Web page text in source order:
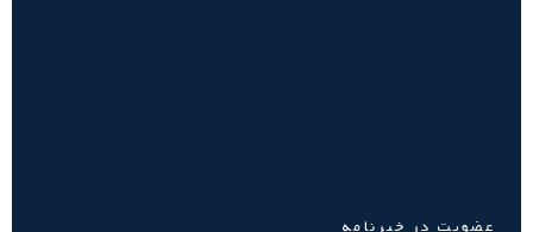
عضویت در خبرنامه